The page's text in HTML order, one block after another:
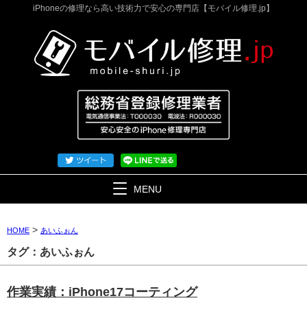
iPhoneの修理なら高い技術力で安心の専門店【モバイル修理.jp】
MENU
HOME > あいふぉん
タグ：あいふぉん
作業実績：iPhone17コーティング